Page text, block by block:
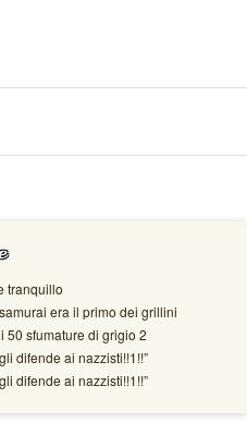
tranquillo
samurai era il primo dei grillini
50 sfumature di grigio 2
difende ai nazzisti!!1!!”
difende ai nazzisti!!1!!”